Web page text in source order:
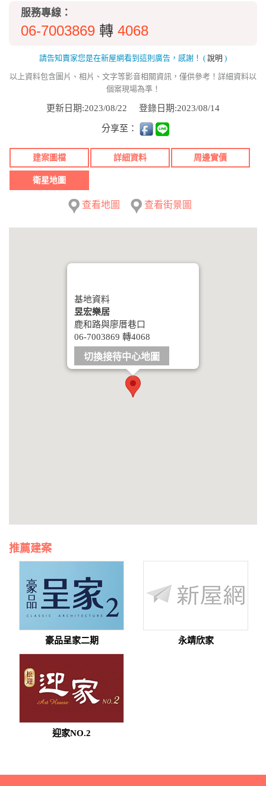
服務專線：
06-7003869 轉 4068
請告知賣家您是在新屋網看到這則廣告，感謝！ ( 說明 )
以上資料包含圖片、相片、文字等影音相關資訊，僅供參考！詳細資料以
個案現場為準！
更新日期:2023/08/22 登錄日期:2023/08/14
分享至：
建案圖檔 詳細資料 周邊實價
衛星地圖
查看地圖 查看街景圖
基地資料
昱宏樂居
鹿和路與廖厝巷口
06-7003869 轉4068
切換接待中心地圖
推薦建案
豪品呈家二期 永靖欣家
迎家NO.2